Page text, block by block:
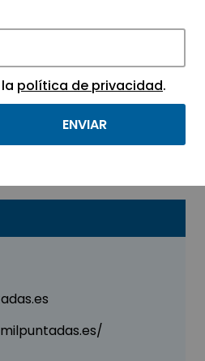
SL
Manufacturera
política de privacidad.